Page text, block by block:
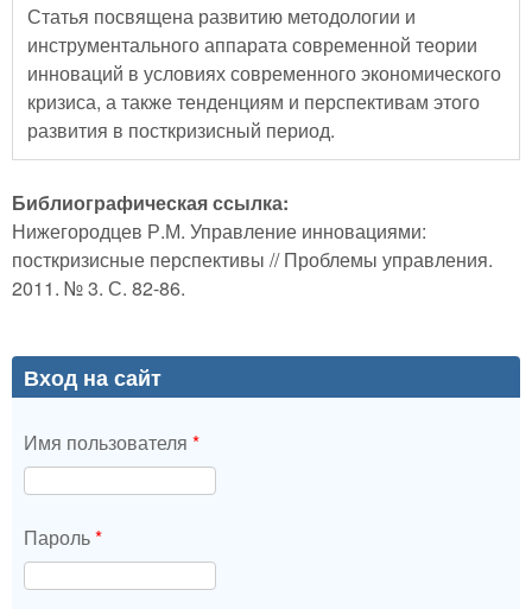
Статья посвящена развитию методологии и
инструментального аппарата современной теории
инноваций в условиях современного экономического
кризиса, а также тенденциям и перспективам этого
развития в посткризисный период.
Библиографическая ссылка:
Нижегородцев Р.М. Управление инновациями:
посткризисные перспективы // Проблемы управления.
2011. № 3. С. 82-86.
Вход на сайт
Имя пользователя *
Пароль*